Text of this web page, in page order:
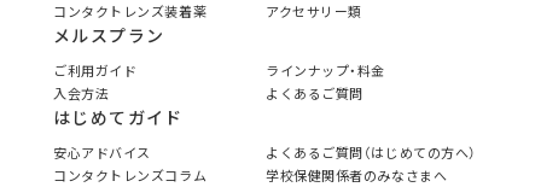
コンタクトレンズ装着薬
アクセサリー類
メルスプラン
ご利用ガイド
ラインナップ・料金
入会方法
よくあるご質問
はじめてガイド
安心アドバイス
よくあるご質問（はじめての方へ）
コンタクトレンズコラム
学校保健関係者のみなさまへ